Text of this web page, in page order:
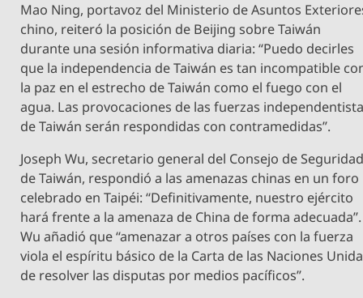
Mao Ning, portavoz del Ministerio de Asuntos
chino, reiteró la posición de Beijing sobre Taiwán
durante una sesión informativa diaria: “Puedo decirles
que la independencia de Taiwán es tan incompatible
la paz en el estrecho de Taiwán como el fuego con el
agua. Las provocaciones de las fuerzas
de Taiwán serán respondidas con contramedidas”.
Joseph Wu, secretario general del Consejo de
de Taiwán, respondió a las amenazas chinas en un foro
celebrado en Taipéi: “Definitivamente, nuestro ejército
hará frente a la amenaza de China de forma adecuada”.
Wu añadió que “amenazar a otros países con la fuerza
viola el espíritu básico de la Carta de las Naciones
de resolver las disputas por medios pacíficos”.